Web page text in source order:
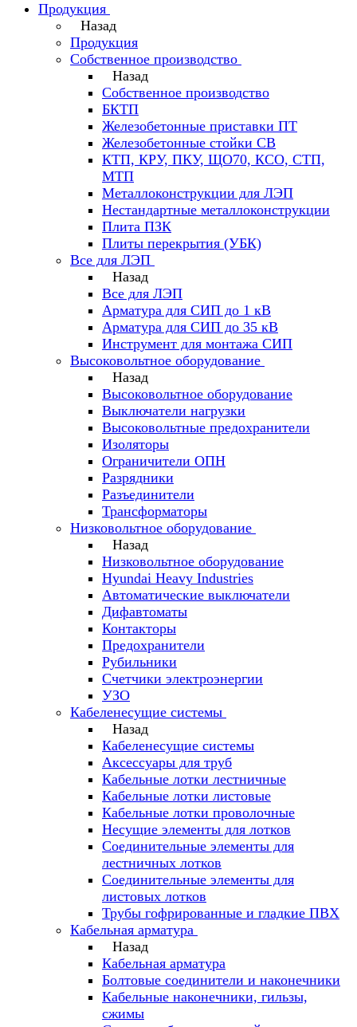
Продукция
Назад
Продукция
Собственное производство
Назад
Собственное производство
БКТП
Железобетонные приставки ПТ
Железобетонные стойки СВ
КТП, КРУ, ПКУ, ЩО70, КСО, СТП,
МТП
Металлоконструкции для ЛЭП
Нестандартные металлоконструкции
Плита ПЗК
Плиты перекрытия (УБК)
Все для ЛЭП
Назад
Все для ЛЭП
Арматура для СИП до 1 кВ
Арматура для СИП до 35 кВ
Инструмент для монтажа СИП
Высоковольтное оборудование
Назад
Высоковольтное оборудование
Выключатели нагрузки
Высоковольтные предохранители
Изоляторы
Ограничители ОПН
Разрядники
Разъединители
Трансформаторы
Низковольтное оборудование
Назад
Низковольтное оборудование
Hyundai Heavy Industries
Автоматические выключатели
Дифавтоматы
Контакторы
Предохранители
Рубильники
Счетчики электроэнергии
УЗО
Кабеленесущие системы
Назад
Кабеленесущие системы
Аксессуары для труб
Кабельные лотки лестничные
Кабельные лотки листовые
Кабельные лотки проволочные
Несущие элементы для лотков
Соединительные элементы для
лестничных лотков
Соединительные элементы для
листовых лотков
Трубы гофрированные и гладкие ПВХ
Кабельная арматура
Назад
Кабельная арматура
Болтовые соединители и наконечники
Кабельные наконечники, гильзы,
сжимы